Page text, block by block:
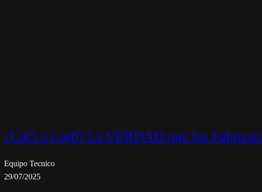
¿Cat5 o Cat6? La VERDAD que los
Equipo Tecnico
29/07/2025